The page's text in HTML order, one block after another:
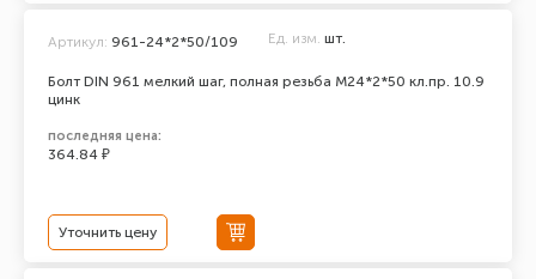
Болт DIN 961 мелкий шаг, полная резьба M24*2*50 кл.пр. 10.9
цинк
Артикул: 961-24*2*50/109 Ед. изм. шт.
последняя цена:
364.84 ₽
Уточнить цену